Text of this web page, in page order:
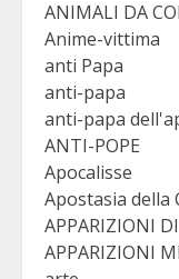
ANIMALI DA
Anime-vittima
anti Papa
anti-papa
anti-papa
ANTI-POPE
Apocalisse
Apostasia della
APPARIZIONI
APPARIZIONI